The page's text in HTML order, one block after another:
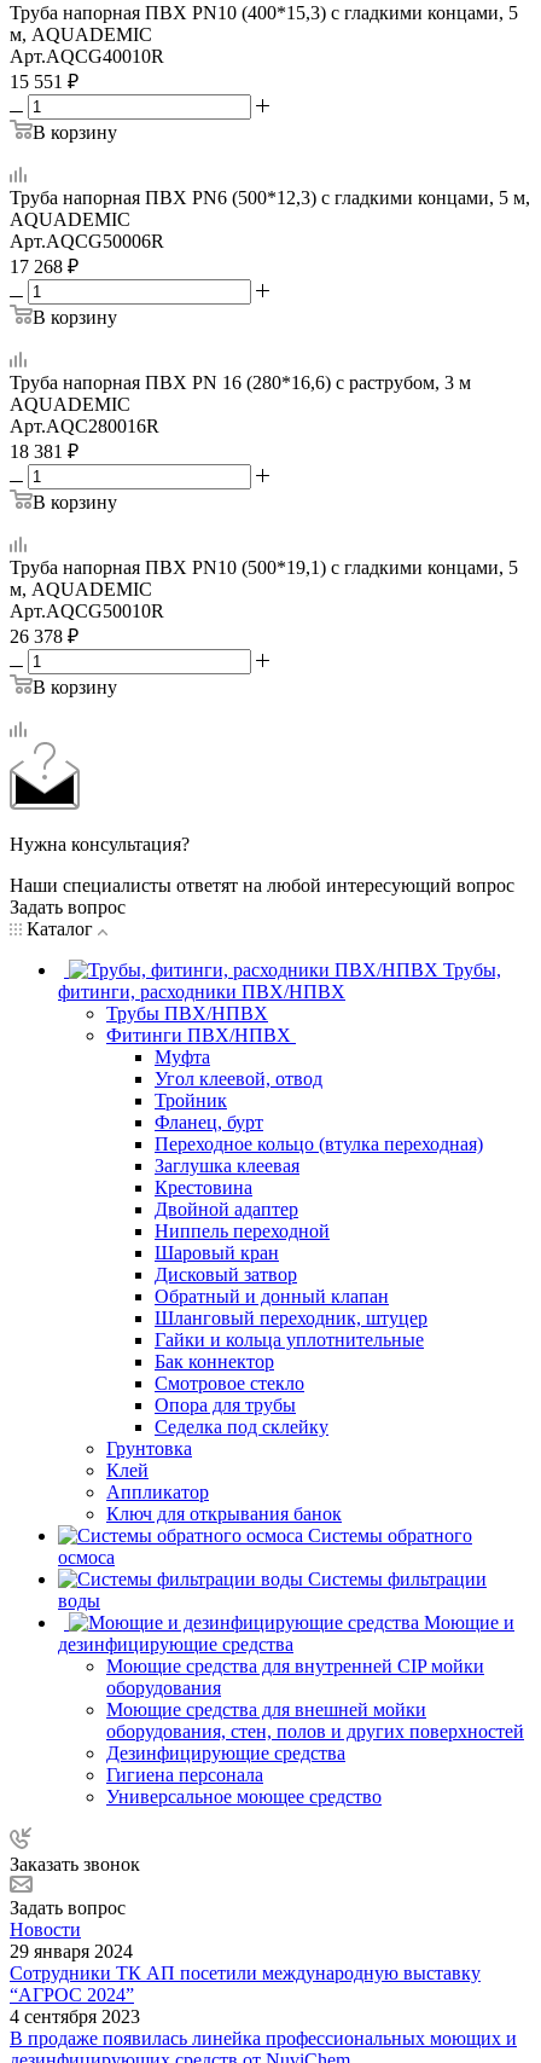
Труба напорная ПВХ PN10 (400*15,3) с гладкими концами, 5
м, AQUADEMIC
Арт.AQCG40010R
15 551 ₽
В корзину
Труба напорная ПВХ PN6 (500*12,3) с гладкими концами, 5 м,
AQUADEMIC
Арт.AQCG50006R
17 268 ₽
В корзину
Труба напорная ПВХ PN 16 (280*16,6) с раструбом, 3 м
AQUADEMIC
Арт.AQC280016R
18 381 ₽
В корзину
Труба напорная ПВХ PN10 (500*19,1) с гладкими концами, 5
м, AQUADEMIC
Арт.AQCG50010R
26 378 ₽
В корзину
Нужна консультация?
Наши специалисты ответят на любой интересующий вопрос
Задать вопрос
Каталог
Трубы,
фитинги, расходники ПВХ/НПВХ
Трубы ПВХ/НПВХ
Фитинги ПВХ/НПВХ
Муфта
Угол клеевой, отвод
Тройник
Фланец, бурт
Переходное кольцо (втулка переходная)
Заглушка клеевая
Крестовина
Двойной адаптер
Ниппель переходной
Шаровый кран
Дисковый затвор
Обратный и донный клапан
Шланговый переходник, штуцер
Гайки и кольца уплотнительные
Бак коннектор
Смотровое стекло
Опора для трубы
Седелка под склейку
Грунтовка
Клей
Аппликатор
Ключ для открывания банок
Системы обратного
осмоса
Системы фильтрации
воды
Моющие и
дезинфицирующие средства
Моющие средства для внутренней CIP мойки
оборудования
Моющие средства для внешней мойки
оборудования, стен, полов и других поверхностей
Дезинфицирующие средства
Гигиена персонала
Универсальное моющее средство
Заказать звонок
Задать вопрос
Новости
29 января 2024
Сотрудники ТК АП посетили международную выставку
“АГРОС 2024”
4 сентября 2023
В продаже появилась линейка профессиональных моющих и